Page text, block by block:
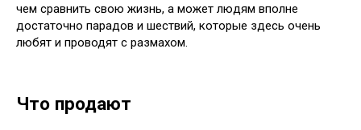
чем сравнить свою жизнь, а может людям вполне
достаточно парадов и шествий, которые здесь очень
любят и проводят с размахом.
Что продают